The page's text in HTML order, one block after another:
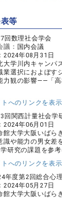
等
回数理社会学会
議： 国内会議
2024年08月31日
大学川内キャンパ
業選択におよぼす
力観の影響――「
へのリンクを表示
回関西計量社会学
2024年06月01日
館大学大阪いばら
識や能力の男女差
研究の課題を参考
へのリンクを表示
年度第2回総合心
2024年05月27日
館大学大阪いばら